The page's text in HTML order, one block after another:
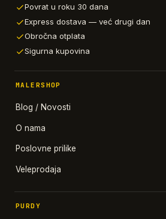
Povrat u roku 30 dana
Express dostava — već drugi dan
Obročna otplata
Sigurna kupovina
MALERSHOP
Blog / Novosti
O nama
Poslovne prilike
Veleprodaja
PURDY